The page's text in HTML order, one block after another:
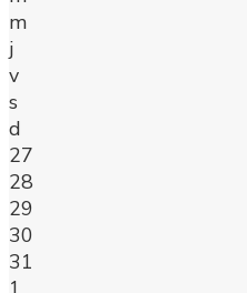
m
j
v
s
d
27
28
29
30
31